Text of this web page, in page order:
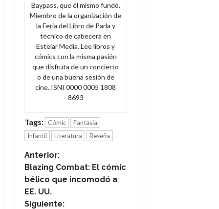
Baypass, que él mismo fundó.
Miembro de la organización de
la Feria del Libro de Parla y
técnico de cabecera en
Estelar Media. Lee libros y
cómics con la misma pasión
que disfruta de un concierto
o de una buena sesión de
cine. ISNI 0000 0005 1808
8693
Tags: Cómic
Fantasía
Infantil
Literatura Reseña
N
a
v
Anterior:
Blazing Combat: El cómic
bélico que incomodó a
EE. UU.
Siguiente: